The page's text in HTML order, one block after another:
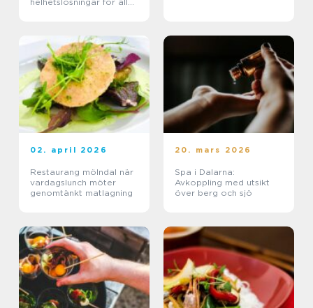
02. april 2026
Restaurang mölndal när
vardagslunch möter
genomtänkt matlagning
20. mars 2026
Spa i Dalarna:
Avkoppling med utsikt
över berg och sjö